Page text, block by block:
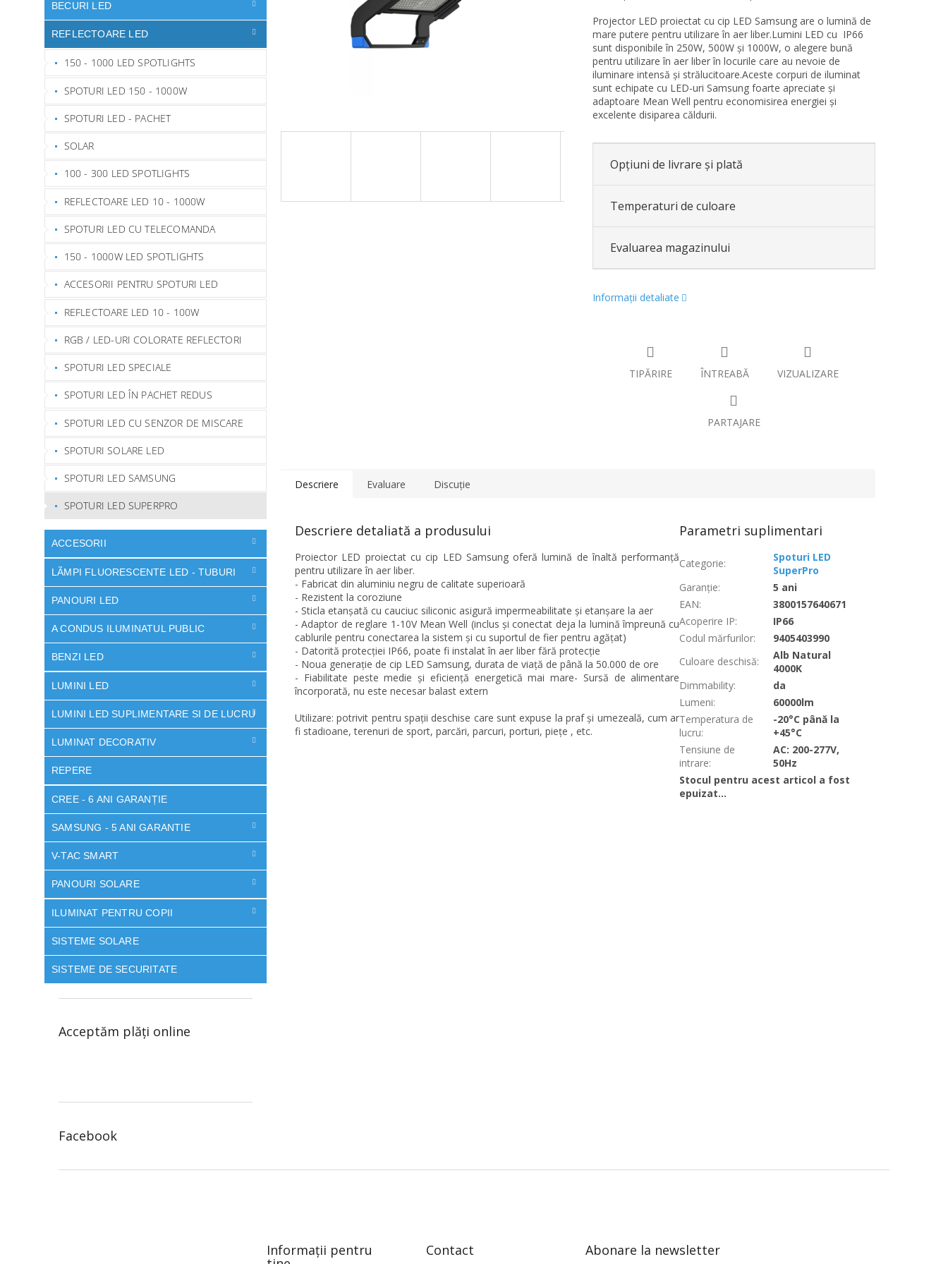
BECURI LED
REFLECTOARE LED
150 - 1000 LED SPOTLIGHTS
SPOTURI LED 150 - 1000W
SPOTURI LED - PACHET
SOLAR
100 - 300 LED SPOTLIGHTS
REFLECTOARE LED 10 - 1000W
SPOTURI LED CU TELECOMANDA
150 - 1000W LED SPOTLIGHTS
ACCESORII PENTRU SPOTURI LED
REFLECTOARE LED 10 - 100W
RGB / LED-URI COLORATE REFLECTORI
SPOTURI LED SPECIALE
SPOTURI LED ÎN PACHET REDUS
SPOTURI LED CU SENZOR DE MISCARE
SPOTURI SOLARE LED
SPOTURI LED SAMSUNG
SPOTURI LED SUPERPRO
ACCESORII
LÃMPI FLUORESCENTE LED - TUBURI
PANOURI LED
A CONDUS ILUMINATUL PUBLIC
BENZI LED
LUMINI LED
LUMINI LED SUPLIMENTARE SI DE LUCRU
LUMINAT DECORATIV
REPERE
CREE - 6 ANI GARANȚIE
SAMSUNG - 5 ANI GARANTIE
V-TAC SMART
PANOURI SOLARE
ILUMINAT PENTRU COPII
SISTEME SOLARE
SISTEME DE SECURITATE
Acceptăm plăţi online
Facebook
Projector LED proiectat cu cip LED Samsung are o lumină de
mare putere pentru utilizare în aer liber.Lumini LED cu IP66
sunt disponibile în 250W, 500W și 1000W, o alegere bună
pentru utilizare în aer liber în locurile care au nevoie de
iluminare intensă și strălucitoare.Aceste corpuri de iluminat
sunt echipate cu LED-uri Samsung foarte apreciate și
adaptoare Mean Well pentru economisirea energiei și
excelente disiparea căldurii.
Opțiuni de livrare și plată
Temperaturi de culoare
Evaluarea magazinului
Informaţii detaliate
TIPĂRIRE ÎNTREABĂ VIZUALIZARE
PARTAJARE
Descriere Evaluare Discuţie
Descriere detaliată a produsului
Proiector LED proiectat cu cip LED Samsung oferă lumină de înaltă performanță
pentru utilizare în aer liber.
- Fabricat din aluminiu negru de calitate superioară
- Rezistent la coroziune
- Sticla etanșată cu cauciuc siliconic asigură impermeabilitate și etanșare la aer
- Adaptor de reglare 1-10V Mean Well (inclus și conectat deja la lumină împreună cu
cablurile pentru conectarea la sistem și cu suportul de fier pentru agățat)
- Datorită protecției IP66, poate fi instalat în aer liber fără protecție
- Noua generație de cip LED Samsung, durata de viață de până la 50.000 de ore
- Fiabilitate peste medie și eficiență energetică mai mare- Sursă de alimentare
încorporată, nu este necesar balast extern
Utilizare: potrivit pentru spații deschise care sunt expuse la praf și umezeală, cum ar
fi stadioane, terenuri de sport, parcări, parcuri, porturi, piețe , etc.
Parametri suplimentari
Categorie:
Spoturi LED
SuperPro
Garanţie:
5 ani
EAN:
3800157640671
Acoperire IP:
IP66
Codul mărfurilor:
9405403990
Culoare deschisă:
Alb Natural
4000K
Dimmability:
da
Lumeni:
60000lm
Temperatura de
lucru:
-20°C până la
+45°C
Tensiune de
intrare:
AC: 200-277V,
50Hz
Stocul pentru acest articol a fost
epuizat…
Informații pentru Contact Abonare la newsletter